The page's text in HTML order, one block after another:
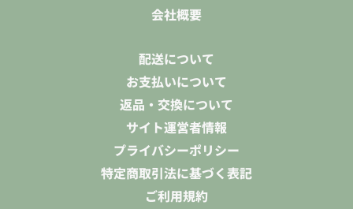
会社概要
配送について
お支払いについて
返品・交換について
サイト運営者情報
プライバシーポリシー
特定商取引法に基づく表記
ご利用規約